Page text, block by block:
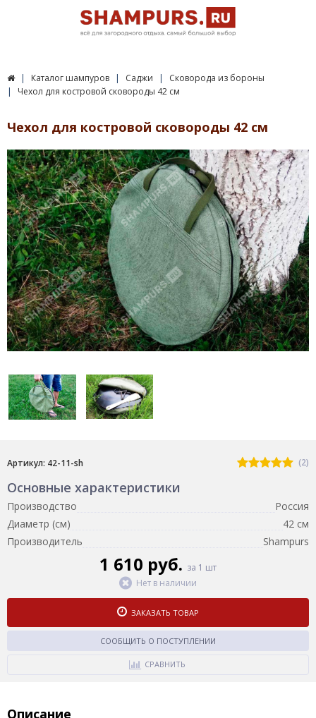
Каталог шампуров Саджи
Сковорода из бороны
Чехол для костровой сковороды 42 см
Чехол для костровой сковороды 42 см
Артикул: 42-11-sh (2)
Основные характеристики
Производство
Россия
Диаметр (см)
42 см
Производитель
Shampurs
1 610 руб. за 1 шт
Нет в наличии
ЗАКАЗАТЬ ТОВАР
СООБЩИТЬ О ПОСТУПЛЕНИИ
СРАВНИТЬ
Описание